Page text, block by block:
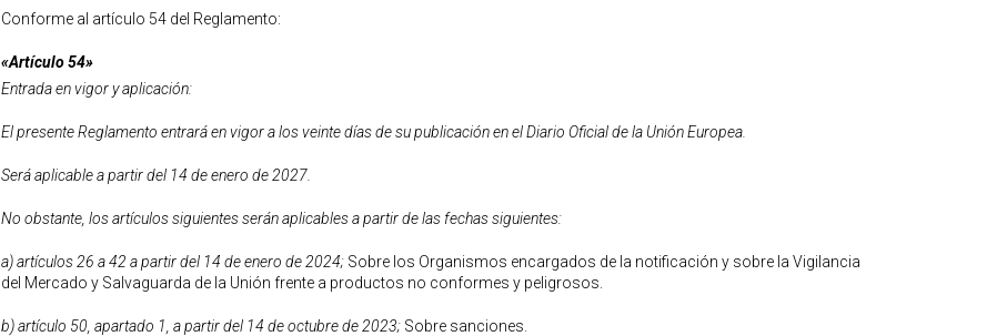
Conforme al artículo 54 del Reglamento:
«Artículo 54»
Entrada en vigor y aplicación:
El presente Reglamento entrará en vigor a los veinte días de su publicación en el Diario Oficial de la Unión Europea.
Será aplicable a partir del 14 de enero de 2027.
No obstante, los artículos siguientes serán aplicables a partir de las fechas siguientes:
a) artículos 26 a 42 a partir del 14 de enero de 2024; Sobre los Organismos encargados de la notificación y sobre la Vigilancia
del Mercado y Salvaguarda de la Unión frente a productos no conformes y peligrosos.
b) artículo 50, apartado 1, a partir del 14 de octubre de 2023; Sobre sanciones.